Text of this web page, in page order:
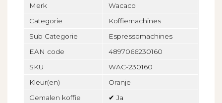
Merk
Wacaco
Categorie
Koffiemachines
Sub Categorie
Espressomachines
EAN code
4897066230160
SKU
WAC-230160
Kleur(en)
Oranje
Gemalen koffie
✔ Ja